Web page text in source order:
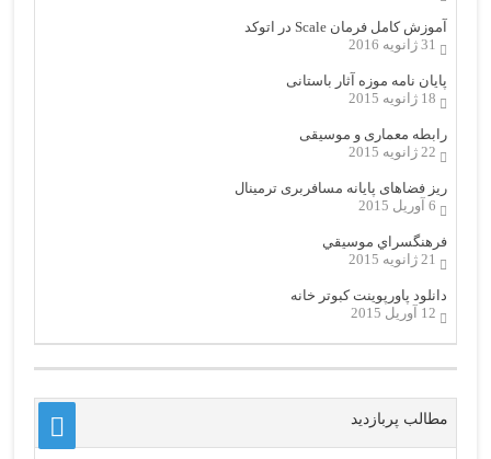
آموزش کامل فرمان Scale در اتوکد
31 ژانویه 2016
پایان نامه موزه آثار باستانی
18 ژانویه 2015
رابطه معماری و موسیقی
22 ژانویه 2015
ریز فضاهای پایانه مسافربری ترمینال
6 آوریل 2015
فرهنگسراي موسيقي
21 ژانویه 2015
دانلود پاورپوینت کبوتر خانه
12 آوریل 2015
مطالب پربازدید